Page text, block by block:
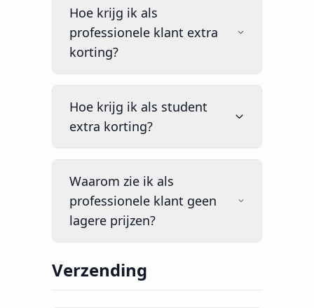
Hoe krijg ik als
professionele klant extra
korting?
Hoe krijg ik als student
extra korting?
Waarom zie ik als
professionele klant geen
lagere prijzen?
Verzending